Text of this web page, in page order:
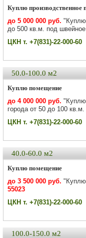
Куплю производственное
до 5 000 000 руб. "Куплю
до 500 кв.м. под швейное
ЦКН т. +7(831)-22-000-60
50.0-100.0 м2
Куплю помещение
до 4 000 000 руб.
города от 50 до 100
ЦКН т. +7(831)-22-000-60
40.0-60.0 м2
Куплю помещение
до 3 500 000 руб.
55023
ЦКН т. +7(831)-22-000-60
100.0-150.0 м2